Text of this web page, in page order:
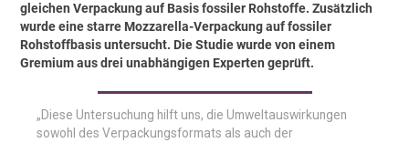
gleichen Verpackung auf Basis fossiler Rohstoffe. Zusätzlich
wurde eine starre Mozzarella-Verpackung auf fossiler
Rohstoffbasis untersucht. Die Studie wurde von einem
Gremium aus drei unabhängigen Experten geprüft.
„Diese Untersuchung hilft uns, die Umweltauswirkungen
sowohl des Verpackungsformats als auch der